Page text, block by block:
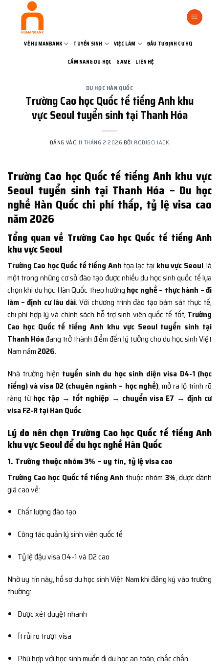
VỀ HUMANBANK TUYỂN SINH VIỆC LÀM ĐẦU TƯ ĐỊNH CƯ HQ
CẨM NANG DU HỌC GAME LIÊN HỆ
DU HỌC HÀN QUỐC
Trường Cao học Quốc tế tiếng Anh khu
vực Seoul tuyển sinh tại Thanh Hóa
ĐĂNG VÀO 11 THÁNG 2 2026 BỞI RODIGO JACK
Trường Cao học Quốc tế tiếng Anh khu vực
Seoul tuyển sinh tại Thanh Hóa – Du học
nghề Hàn Quốc chi phí thấp, tỷ lệ visa cao
năm 2026
Tổng quan về Trường Cao học Quốc tế tiếng Anh
khu vực Seoul
Trường Cao học Quốc tế tiếng Anh tọa lạc tại khu vực Seoul, là
một trong những cơ sở đào tạo được nhiều du học sinh quốc tế lựa
chọn khi du học Hàn Quốc theo hướng học nghề – thực hành – đi
làm – định cư lâu dài. Với chương trình đào tạo bám sát thực tế,
chi phí hợp lý và chính sách hỗ trợ sinh viên quốc tế tốt, Trường
Cao học Quốc tế tiếng Anh khu vực Seoul tuyển sinh tại
Thanh Hóađang trở thành điểm đến lý tưởng cho du học sinh Việt
Nam năm2026.
Nhà trường hiện tuyển sinh du học sinh diện visa D4-1 (học
tiếng) và visa D2 (chuyên ngành – học nghề), mở ra lộ trình rõ
ràng từ học tập → tốt nghiệp → chuyển visa E7 → định cư
visa F2-R tại Hàn Quốc.
Lý do nên chọn Trường Cao học Quốc tế tiếng Anh
khu vực Seoul để du học nghề Hàn Quốc
1. Trường thuộc nhóm 3% – uy tín, tỷ lệ visa cao
Trường Cao học Quốc tế tiếng Anh thuộc nhóm 3%, được đánh
giá cao về:
Chất lượng đào tạo
Công tác quản lý sinh viên quốc tế
Tỷ lệ đậu visa D4-1 và D2 cao
Nhờ uy tín này, hồ sơ du học sinh Việt Nam khi đăng ký vào trường
thường:
Được xét duyệt nhanh
Ít rủi ro trượt visa
Phù hợp với học sinh muốn đi du học an toàn, chắc chắn